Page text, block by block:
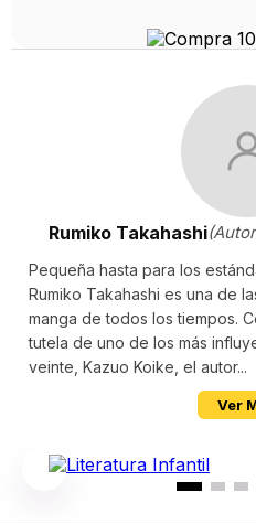
Rumiko Takahashi
Pequeña hasta para los
Rumiko Takahashi es una de
manga de todos los tiempos.
tutela de uno de los más
veinte, Kazuo Koike, el autor...
Ver